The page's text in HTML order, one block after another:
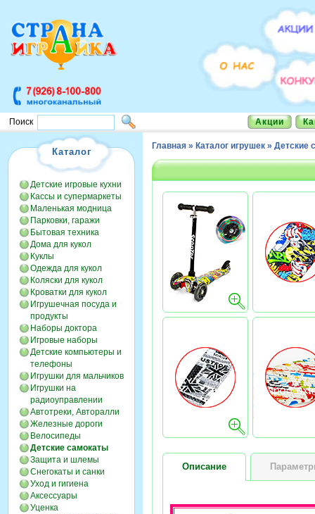
Поиск Акции
Каталог
Детские игровые кухни
Кассы и супермаркеты
Маленькая модница
Парковки, гаражи
Бытовая техника
Дома для кукол
Куклы
Одежда для кукол
Коляски для кукол
Кроватки для кукол
Игрушечная посуда и
продукты
Наборы доктора
Игровые наборы
Детские компьютеры и
телефоны
Игрушки для мальчиков
Игрушки на
радиоуправлении
Автотреки, Авторалли
Железные дороги
Велосипеды
Детские самокаты
Защита и шлемы
Снегокаты и санки
Уход и гигиена
Аксессуары
Уценка
Главная » Каталог игрушек » Детские
Описание